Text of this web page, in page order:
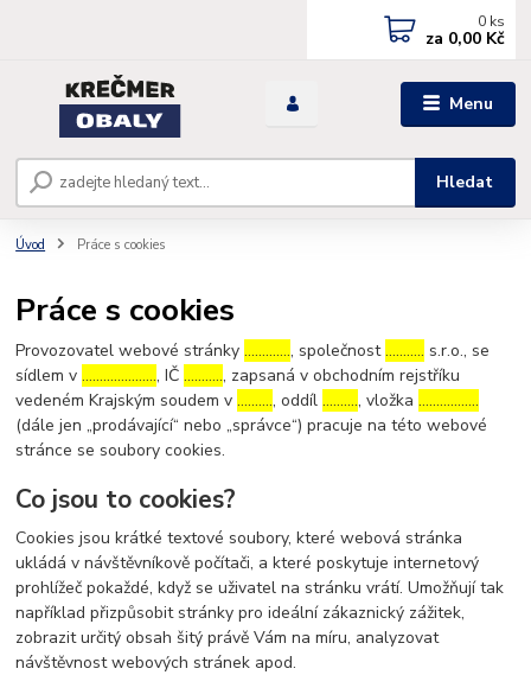
Menu
Hledat
0 ks
za 0,00 Kč
Úvod Práce s cookies
Práce s cookies
Provozovatel webové stránky…………., společnost……….. s.r.o., se
sídlem v…………………, IČ……….., zapsaná v obchodním rejstříku
vedeném Krajským soudem v………., oddíl………., vložka……………..
(dále jen „prodávající“ nebo „správce“) pracuje na této webové
stránce se soubory cookies.
Co jsou to cookies?
Cookies jsou krátké textové soubory, které webová stránka
ukládá v návštěvníkově počítači, a které poskytuje internetový
prohlížeč pokaždé, když se uživatel na stránku vrátí. Umožňují tak
například přizpůsobit stránky pro ideální zákaznický zážitek,
zobrazit určitý obsah šitý právě Vám na míru, analyzovat
návštěvnost webových stránek apod.